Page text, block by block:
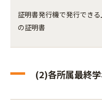
証明書発行機で発行でき
の証明書
(2)各所属最終